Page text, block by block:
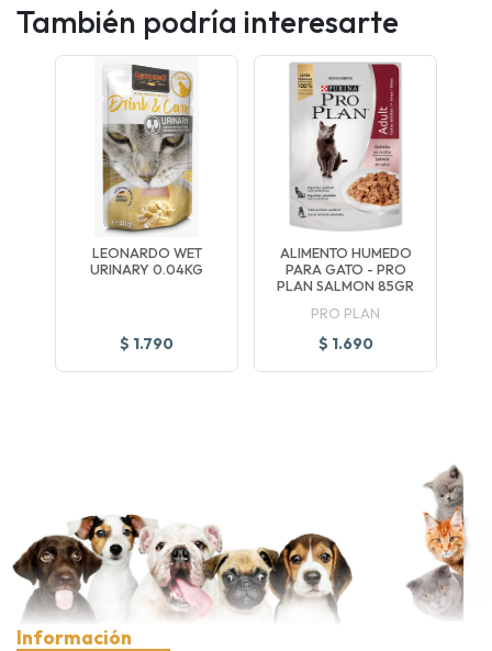
También podría interesarte
LEONARDO WET
URINARY 0.04KG
$ 1.790
ALIMENTO HUMEDO
PARA GATO - PRO
PLAN SALMON 85GR
PRO PLAN
$ 1.690
Información